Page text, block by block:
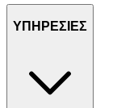
ΥΠΗΡΕΣΙΕΣ